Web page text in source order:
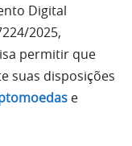
Digital
2025,
permitir que
suas disposições
e